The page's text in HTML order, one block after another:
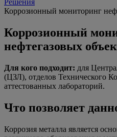
Решения
Коррозионный мониторинг
Коррозионный
нефтегазовых
Для кого подходит: для
(ЦЗЛ), отделов Технического
аттестованных лабораторий.
Что позволяет
Коррозия металла является